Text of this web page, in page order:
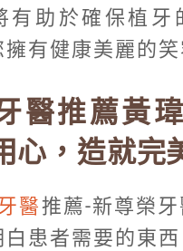
有助於確保植牙
有健康美麗的笑
醫推薦黃
心，造就完
醫 推薦-新尊榮
白患者需要的東